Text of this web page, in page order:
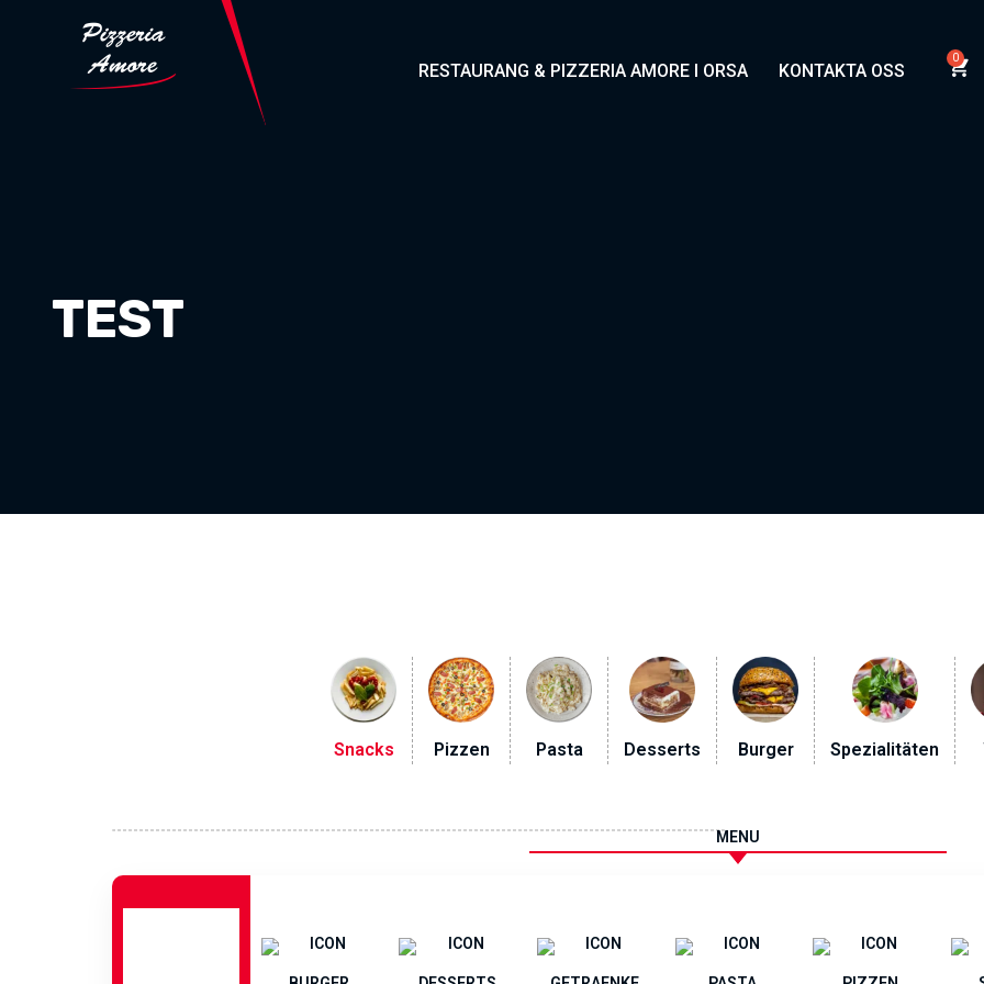
RESTAURANG & PIZZERIA AMORE I ORSA KONTAKTA OSS
TEST
Snacks Pizzen Pasta Desserts Burger Spezialitäten
MENU